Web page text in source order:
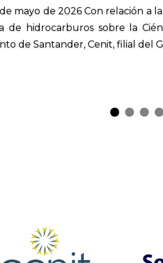
mayo de 2026 Con relación a
de hidrocarburos sobre la
de Santander, Cenit, filial del